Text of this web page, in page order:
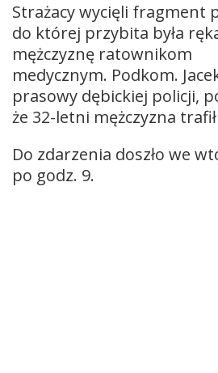
Strażacy wycięli fragment
do której przybita była
mężczyznę ratownikom
medycznym. Podkom.
prasowy dębickiej policji,
że 32-letni mężczyzna trafił
Do zdarzenia doszło we
po godz. 9.